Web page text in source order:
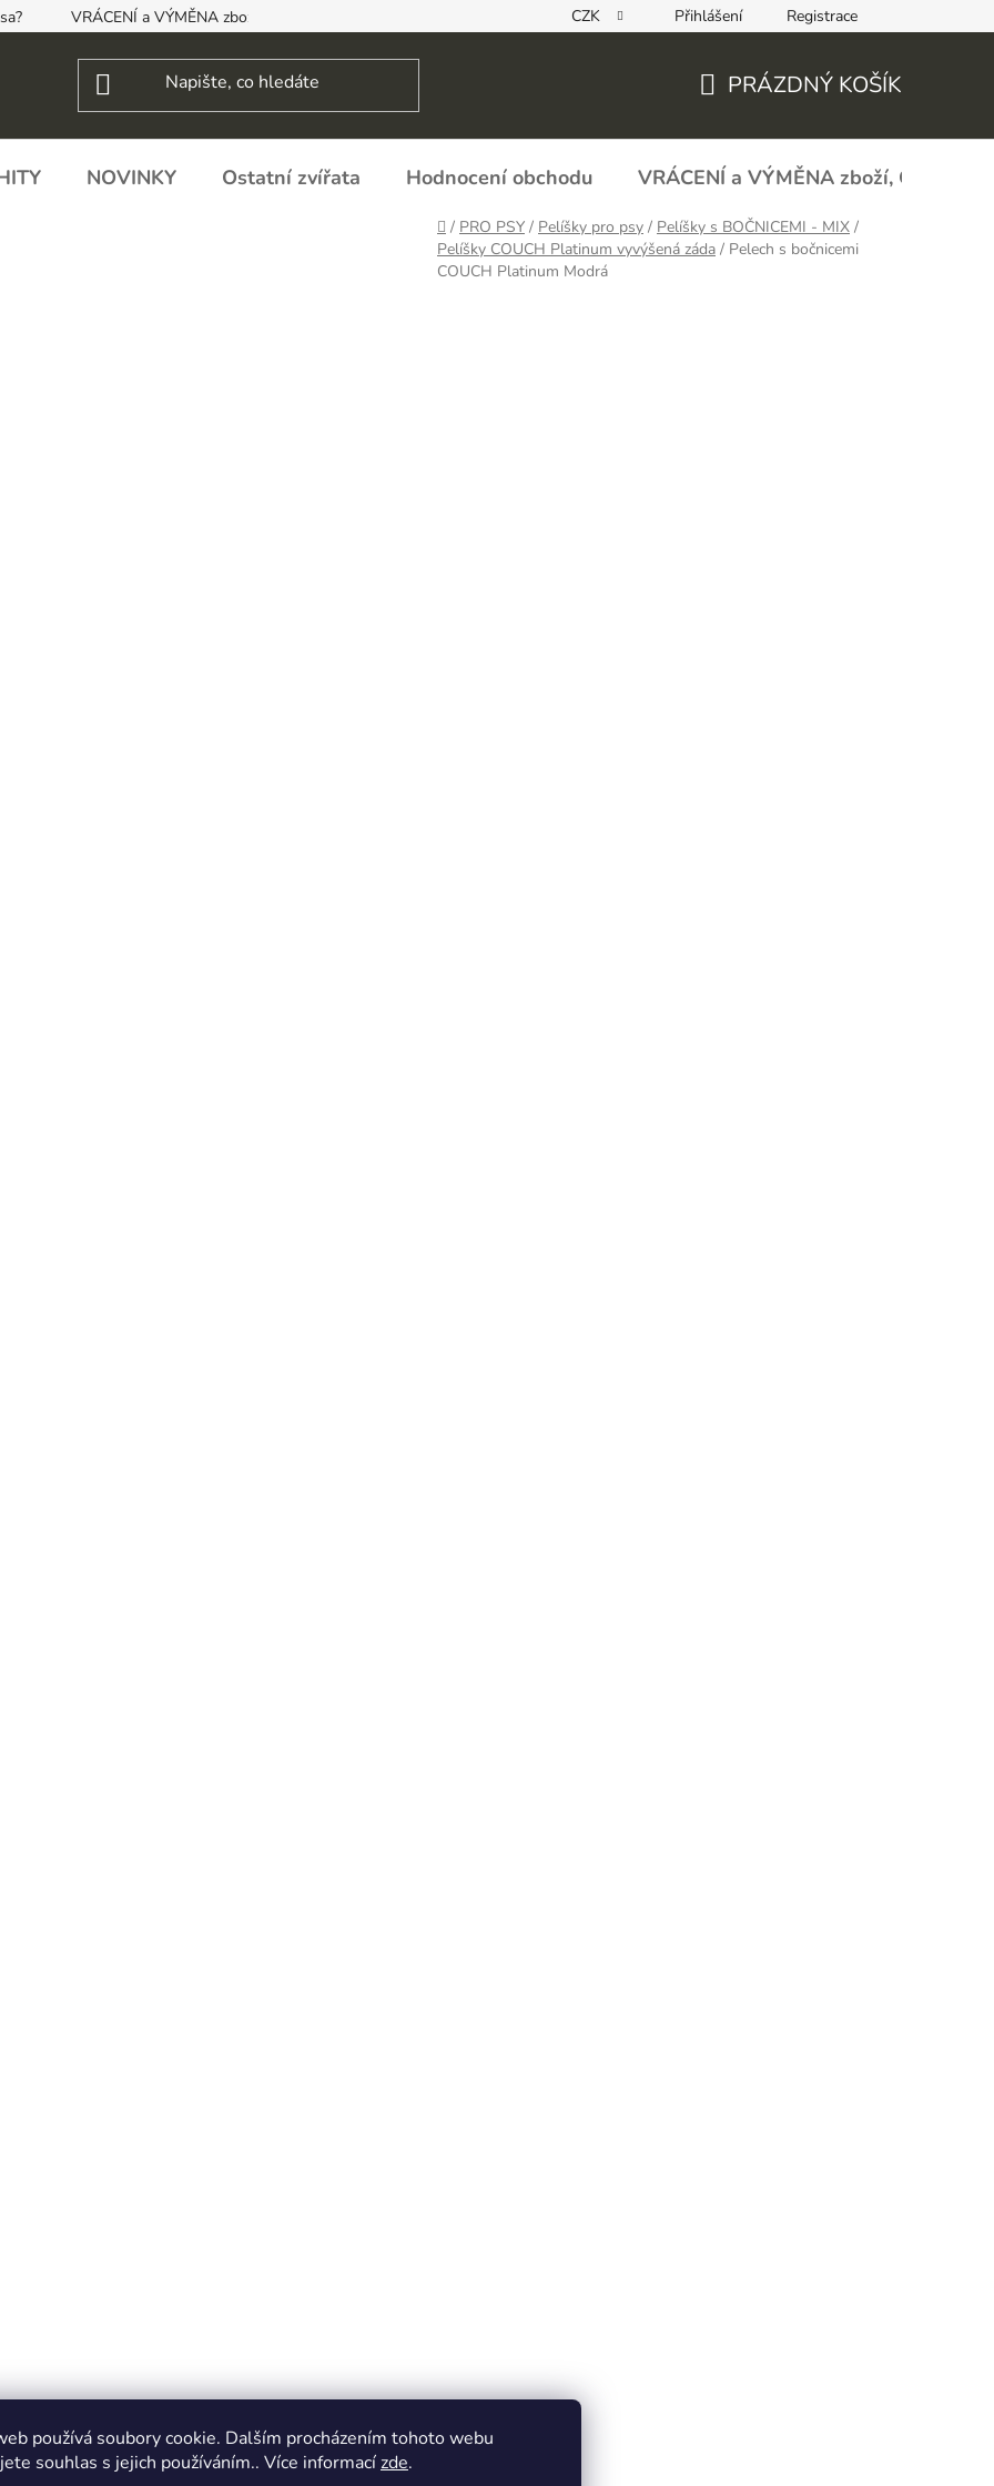
používá soubory cookie. Dalším procházením tohoto webu
souhlas s jejich používáním.. Více informacízde.
VRÁCENÍ a VÝMĚNA zboží, ODSTOUPENÍ OD SMLOUVY REKLAMAČNÍ FORMULÁŘ - zboží s vadou
CZK Přihlášení Registrace
KOŠÍK
PRÁZDNÝ KOŠÍK
NOVINKY Ostatní zvířata Hodnocení obchodu VRÁCENÍ a VÝMĚNA zboží,
Domů
/ PRO PSY / Pelíšky pro psy / Pelíšky s BOČNICEMI - MIX /
Pelíšky COUCH Platinum vyvýšená záda / Pelech s bočnicemi
COUCH Platinum Modrá